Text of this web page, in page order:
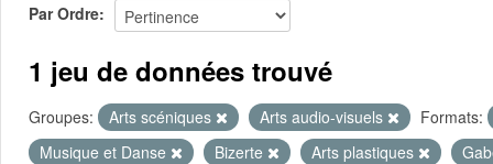
À propos
Par Ordre
1 jeu de données trouvé
Groupes: Arts scéniques Arts audio-visuels
Formats:
Musique et Danse
Bizerte Arts plastiques